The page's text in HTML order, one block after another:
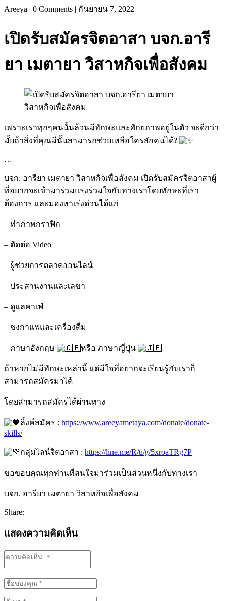
Areeya | 0 Comments | กันยายน 7, 2022
เปิดรับสมัครจิตอาสา บจก.อารี
ยา เมตายา วิสาหกิจเพื่อสังคม
เพราะเราทุกๆคนนั้นล้วนมีทักษะและศักยภาพอยู่ในตัว จะดีกว่า
มั้ยถ้าสิ่งที่คุณมีนั้นสามารถช่วยเหลือใครสักคนได้?
…
บจก. อารียา เมตายา วิสาหกิจเพื่อสังคม เปิดรับสมัครจิตอาสาผู้
ที่อยากจะเข้ามาร่วมแรงร่วมใจกับทางเราโดยทักษะที่เรา
ต้องการ และมองหาเร่งด่วนได้แก่
– ทำภาพกราฟิก
– ตัดต่อ Video
– ผู้ช่วยการตลาดออนไลน์
– ประสานงานและเลขา
– ดูแลคาเฟ่
– ชงกาแฟและเครื่องดื่ม
– ภาษาอังกฤษ หรือ ภาษาญี่ปุ่น
ถ้าหากไม่มีทักษะเหล่านี้ แต่มีใจที่อยากจะเรียนรู้กับเราก็
สามารถสมัครมาได้
โดยสามารถสมัครได้ผ่านทาง
ลิ้งค์สมัคร : https://www.areeyametaya.com/donate/donate-
skills/
กลุ่มไลน์จิตอาสา : https://line.me/R/ti/g/5xroaTRg7P
ขอขอบคุณทุกท่านที่สนใจมาร่วมเป็นส่วนหนึ่งกับทางเรา
บจก. อารียา เมตายา วิสาหกิจเพื่อสังคม
Share:
แสดงความคิดเห็น